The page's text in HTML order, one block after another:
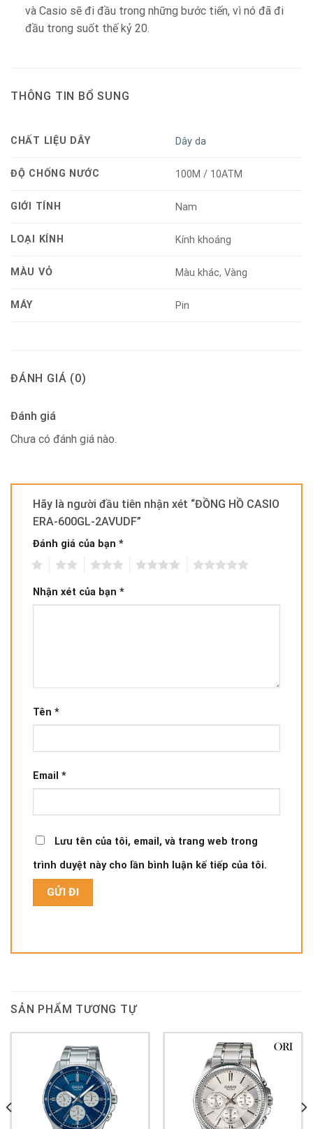
và Casio sẽ đi đầu trong những bước tiến, vì nó đã đi
đầu trong suốt thế kỷ 20.
THÔNG TIN BỔ SUNG
CHẤT LIỆU DÂY Dây da
ĐỘ CHỐNG NƯỚC 100M / 10ATM
GIỚI TÍNH Nam
LOẠI KÍNH Kính khoáng
MÀU VỎ Màu khác, Vàng
MÁY Pin
ĐÁNH GIÁ (0)
Đánh giá
Chưa có đánh giá nào.
Hãy là người đầu tiên nhận xét “ĐỒNG HỒ CASIO
ERA-600GL-2AVUDF”
Đánh giá của bạn *
Nhận xét của bạn *
Tên *
Email *
Lưu tên của tôi, email, và trang web trong
trình duyệt này cho lần bình luận kế tiếp của tôi.
SẢN PHẨM TƯƠNG TỰ